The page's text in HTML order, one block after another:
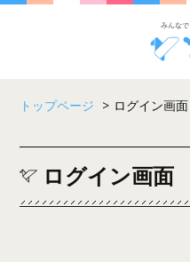
トップページ > ログイン画面
ログイン画面